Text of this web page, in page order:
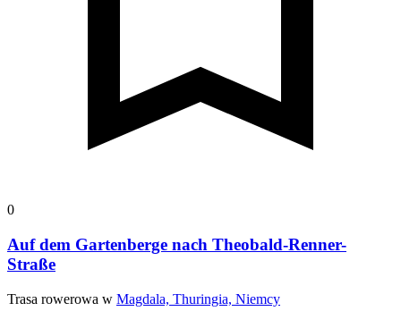
0
Auf dem Gartenberge nach Theobald-Renner-
Straße
Trasa rowerowa w Magdala, Thuringia, Niemcy